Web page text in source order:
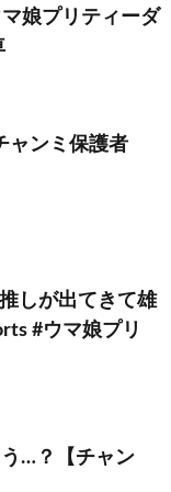
娘プリティーダ
ャンミ保護者
しが出てきて雄
#ウマ娘プリ
…？【チャン